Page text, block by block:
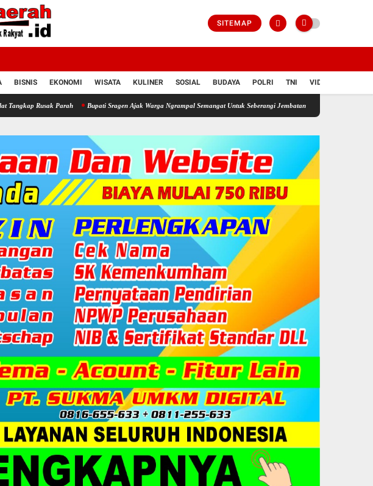
SITEMAP
BISNIS EKONOMI WISATA KULINER SOSIAL BUDAYA POLRI TNI VIDIO
Parah Bupati Sragen Ajak Warga Ngrampal Semangat Untuk Seberangi Jembatan Emas Kemerdekaan